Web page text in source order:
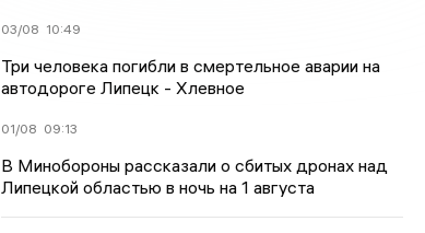
03/08 10:49
Три человека погибли в смертельное аварии на
автодороге Липецк - Хлевное
01/08 09:13
В Минобороны рассказали о сбитых дронах над
Липецкой областью в ночь на 1 августа